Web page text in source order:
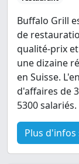
Buffalo Grill
de
qualité-prix
une dizaine
en Suisse.
d'affaires de
5300 salariés.
Plus